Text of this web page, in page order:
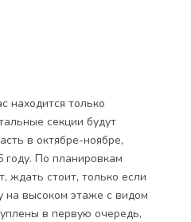
находится только
секции будут
в октябре-ноябре,
году. По планировкам
ждать стоит, только если
на высоком этаже с видом
в первую очередь,